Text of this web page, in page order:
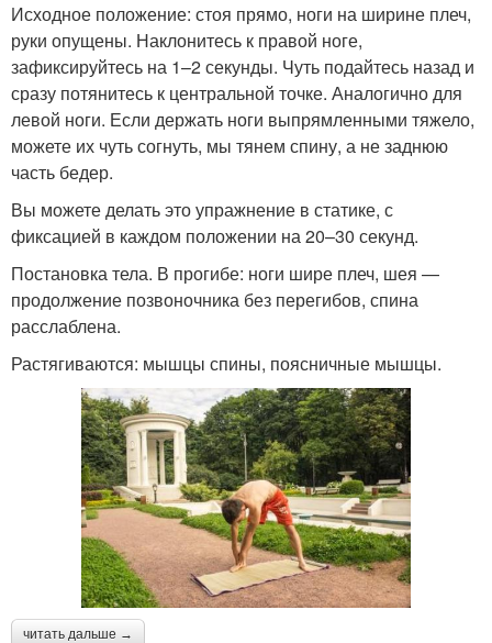
Исходное положение: стоя прямо, ноги на ширине плеч,
руки опущены. Наклонитесь к правой ноге,
зафиксируйтесь на 1–2 секунды. Чуть подайтесь назад и
сразу потянитесь к центральной точке. Аналогично для
левой ноги. Если держать ноги выпрямленными тяжело,
можете их чуть согнуть, мы тянем спину, а не заднюю
часть бедер.
Вы можете делать это упражнение в статике, с
фиксацией в каждом положении на 20–30 секунд.
Постановка тела. В прогибе: ноги шире плеч, шея —
продолжение позвоночника без перегибов, спина
расслаблена.
Растягиваются: мышцы спины, поясничные мышцы.
читать дальше →